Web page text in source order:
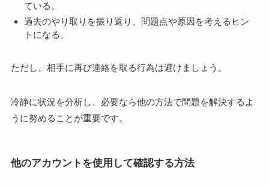
ている。
過去のやり取りを振り返り、問題点や原因を考えるヒン
トになる。
ただし、相手に再び連絡を取る行為は避けましょう。
冷静に状況を分析し、必要なら他の方法で問題を解決するよ
うに努めることが重要です。
他のアカウントを使用して確認する方法